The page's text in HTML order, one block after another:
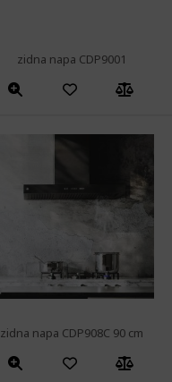
zidna napa CDP9001
zidna napa CDP908C 90 cm